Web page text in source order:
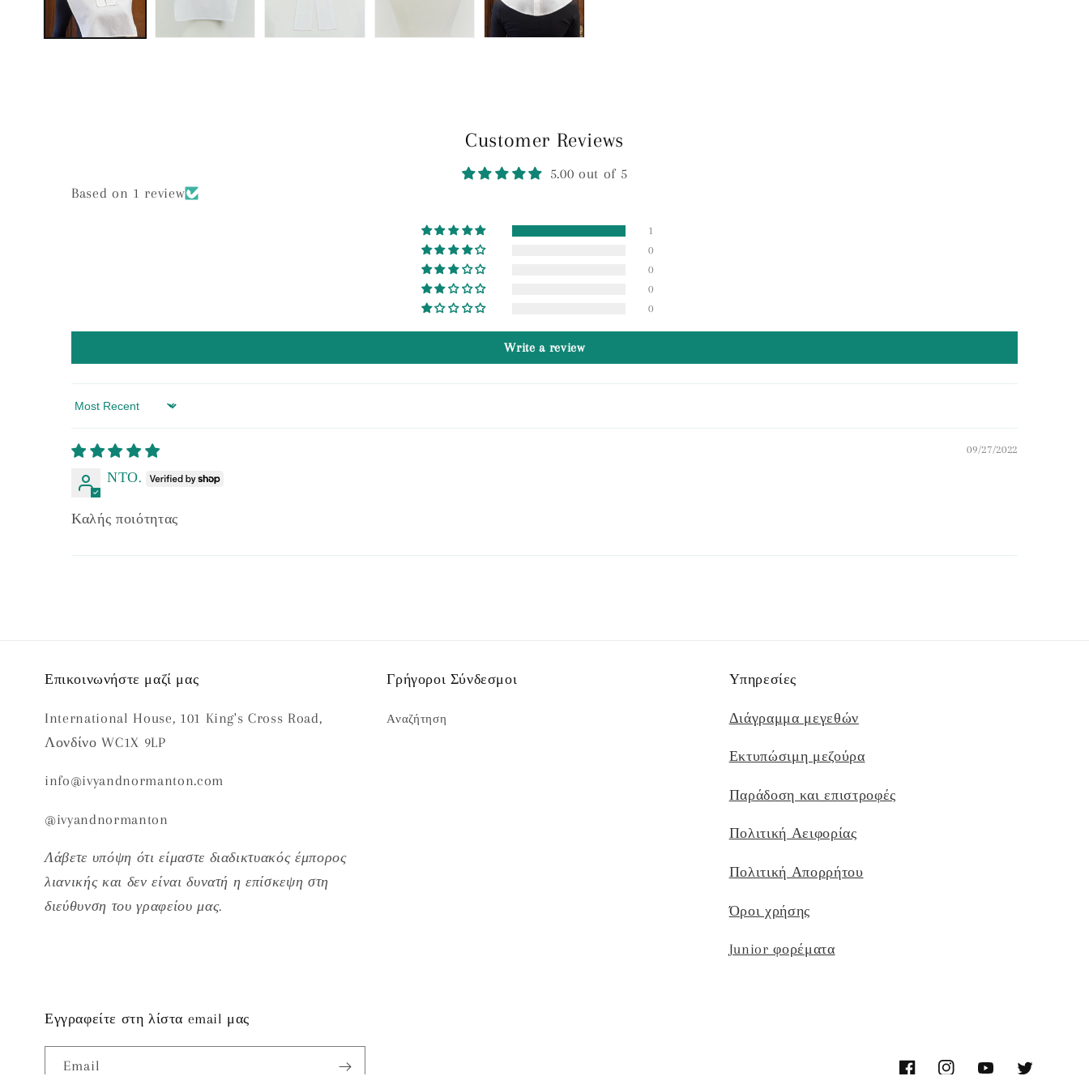
Customer Reviews
5.00 out of 5
Based on 1 review
1
0
0
0
0
Write a review
Sort by
09/27/2022
ΝΤΟ.
Καλής ποιότητας
Επικοινωνήστε μαζί μας
International House, 101 King's Cross Road,
Λονδίνο WC1X 9LP
info@ivyandnormanton.com
@ivyandnormanton
Λάβετε υπόψη ότι είμαστε διαδικτυακός έμπορος
λιανικής και δεν είναι δυνατή η επίσκεψη στη
διεύθυνση του γραφείου μας.
Γρήγοροι Σύνδεσμοι
Αναζήτηση
Υπηρεσίες
Διάγραμμα μεγεθών
Εκτυπώσιμη μεζούρα
Παράδοση και επιστροφές
Πολιτική Αειφορίας
Πολιτική Απορρήτου
Όροι χρήσης
Junior φορέματα
Εγγραφείτε στη λίστα email μας
Email
FacebookInstagramYouTubeTwitter